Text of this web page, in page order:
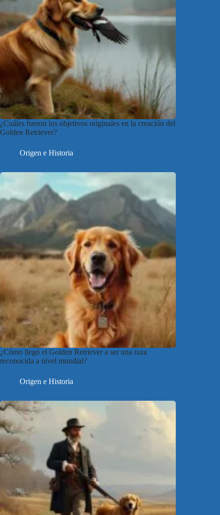
¿Cuáles fueron los objetivos originales en la creación del
Golden Retriever?
Origen e Historia
¿Cómo llegó el Golden Retriever a ser una raza
reconocida a nivel mundial?
Origen e Historia